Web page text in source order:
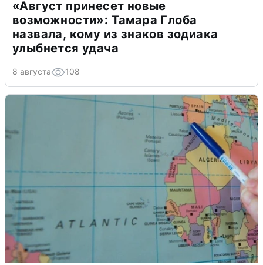
«Август принесет новые
возможности»: Тамара Глоба
назвала, кому из знаков зодиака
улыбнется удача
8 августа 108